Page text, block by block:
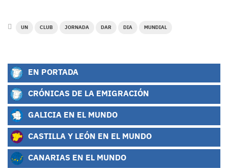
UN CLUB JORNADA DAR DIA MUNDIAL
EN PORTADA
CRÓNICAS DE LA EMIGRACIÓN
GALICIA EN EL MUNDO
CASTILLA Y LEÓN EN EL MUNDO
CANARIAS EN EL MUNDO